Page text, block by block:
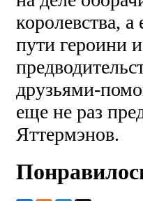
королевства, а
пути героини
друзьями-
еще не раз
Яттермэнов.